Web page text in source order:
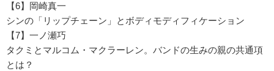
【6】岡崎真一
シンの「リップチェーン」とボディモディフィケーション
【7】一ノ瀬巧
タクミとマルコム・マクラーレン。バンドの生みの親の共通項
とは？